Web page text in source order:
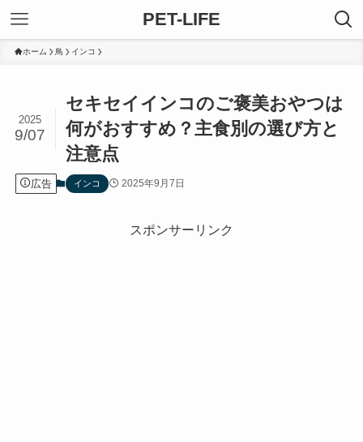
PET-LIFE
ホーム 鳥 インコ
セキセイインコのご褒美おやつは
何がおすすめ？主食別の選び方と
注意点
2025
9/07
広告 インコ 2025年9月7日
スポンサーリンク